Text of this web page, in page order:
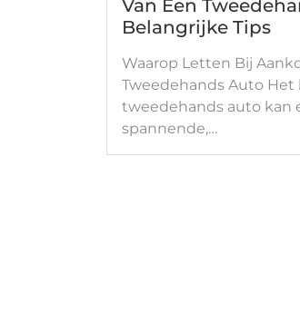
Van Een
Belangrijke Tips
Waarop Letten Bij
Tweedehands Auto Het
tweedehands auto kan
spannende,…